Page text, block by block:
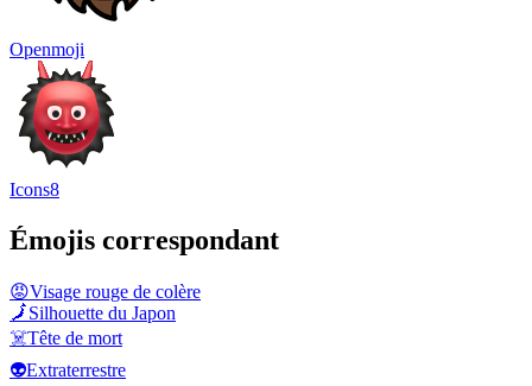
Openmoji
Icons8
Émojis correspondant
😡Visage rouge de colère
🗾Silhouette du Japon
☠️Tête de mort
👽Extraterrestre